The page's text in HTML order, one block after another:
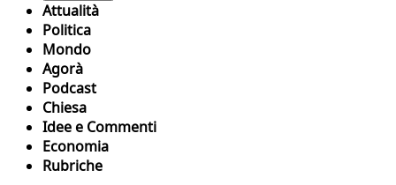
Attualità
Politica
Mondo
Agorà
Podcast
Chiesa
Idee e Commenti
Economia
Rubriche